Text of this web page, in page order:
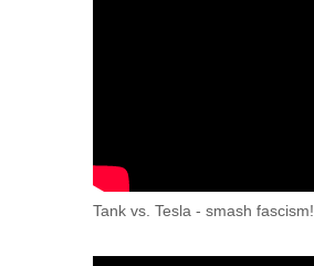
Tank vs. Tesla - smash fascism!